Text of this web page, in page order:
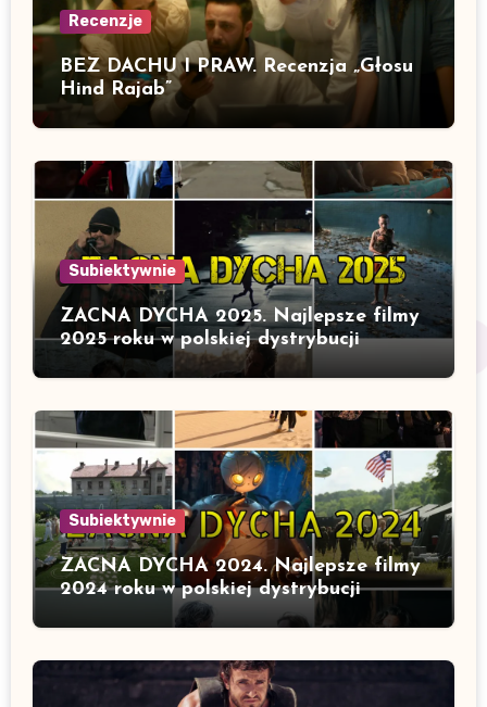
Recenzje
BEZ DACHU I PRAW. Recenzja „Głosu
Hind Rajab”
Subiektywnie
ZACNA DYCHA 2025. Najlepsze filmy
2025 roku w polskiej dystrybucji
Subiektywnie
ZACNA DYCHA 2024. Najlepsze filmy
2024 roku w polskiej dystrybucji